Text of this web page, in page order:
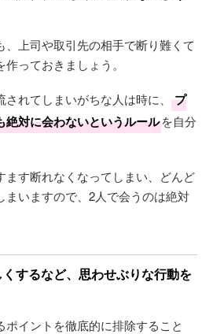
、上司や取引先の相手で断り難くて
っておきましょう。
れてしまいがちな人は時に、
プ
絶対に会わないというルールを自分
ます断れなくなってしまい、どんど
まいますので、2人で会うのは絶対
するなど、思わせぶりな行動を
イントを徹底的に排除すること